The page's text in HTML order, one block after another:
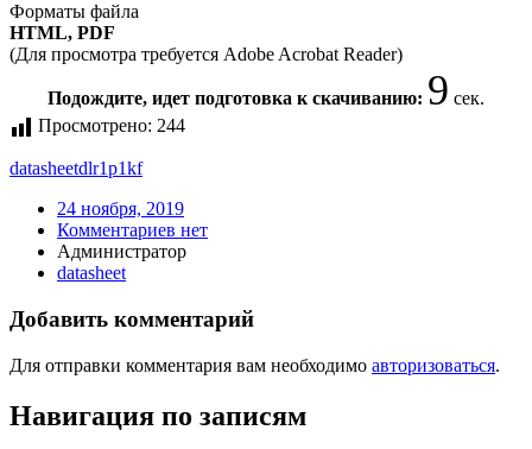
Форматы файла
HTML, PDF
(Для просмотра требуется Adobe Acrobat Reader)
Подождите, идет подготовка к скачиванию: 9 сек.
Просмотрено: 244
datasheetdlr1p1kf
24 ноября, 2019
Комментариев нет
Администратор
datasheet
Добавить комментарий
Для отправки комментария вам необходимо авторизоваться.
Навигация по записям